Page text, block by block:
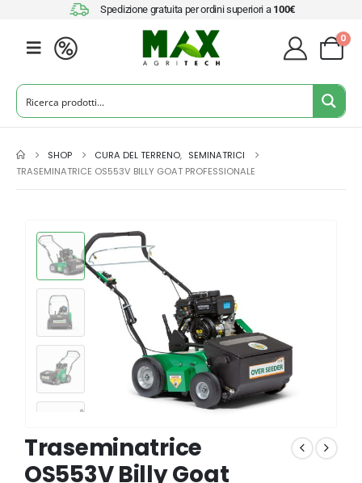
Spedizione gratuita per ordini superiori a 100€
0
SHOP CURA DEL TERRENO, SEMINATRICI
TRASEMINATRICE OS553V BILLY GOAT PROFESSIONALE
Traseminatrice
OS553V Billy Goat